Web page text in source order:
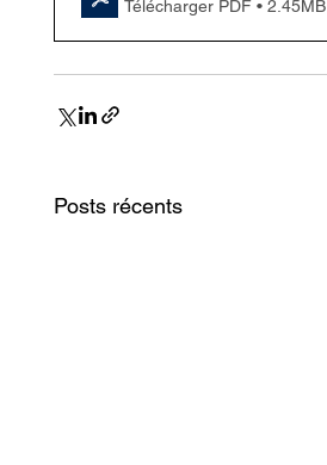
Télécharger PDF • 2.45MB
Posts récents